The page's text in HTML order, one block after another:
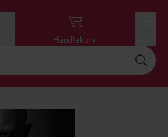
Handlekurv